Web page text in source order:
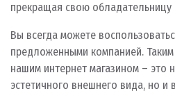
прекращая свою обладательницу
Вы всегда можете
предложенными компанией.
нашим интернет магазином – это
эстетичного внешнего вида, но и